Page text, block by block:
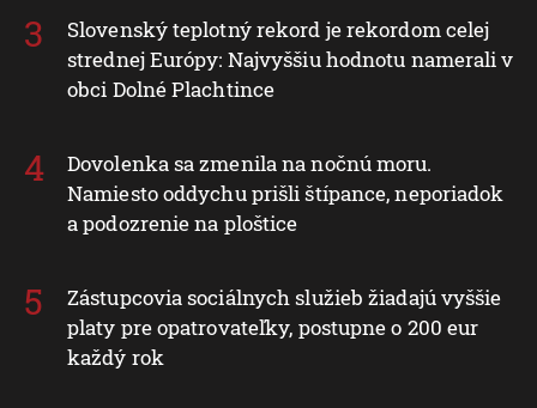
Slovenský teplotný rekord je rekordom celej
strednej Európy: Najvyššiu hodnotu namerali v
obci Dolné Plachtince
Dovolenka sa zmenila na nočnú moru.
Namiesto oddychu prišli štípance, neporiadok
a podozrenie na ploštice
Zástupcovia sociálnych služieb žiadajú vyššie
platy pre opatrovateľky, postupne o 200 eur
každý rok